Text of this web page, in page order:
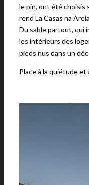
le pin, ont été choisis
rend La Casas na
Du sable partout, qui
les intérieurs des
pieds nus dans un
Place à la quiétude